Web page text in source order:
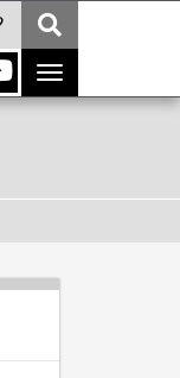
Toggle
navigation